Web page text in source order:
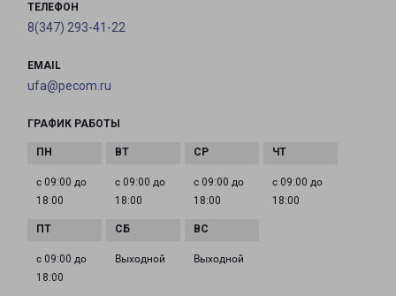
ТЕЛЕФОН
8(347) 293-41-22
EMAIL
ufa@pecom.ru
ГРАФИК РАБОТЫ
с 09:00 до
18:00
с 09:00 до
18:00
с 09:00 до
18:00
с 09:00 до
18:00
с 09:00 до
18:00
Выходной Выходной